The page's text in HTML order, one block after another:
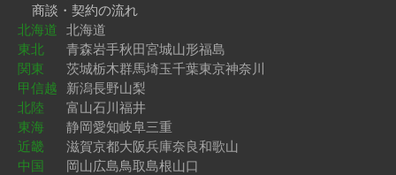
商談・契約の流れ
北海道 北海道
東北
青森岩手秋田宮城山形福島
関東
茨城栃木群馬埼玉千葉東京神奈川
甲信越 新潟長野山梨
北陸
富山石川福井
東海
静岡愛知岐阜三重
近畿
滋賀京都大阪兵庫奈良和歌山
中国
岡山広島鳥取島根山口